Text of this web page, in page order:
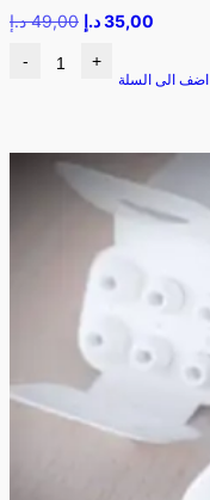
49,00 د.إ 35,00د.إ
- +
اضف الى السلة